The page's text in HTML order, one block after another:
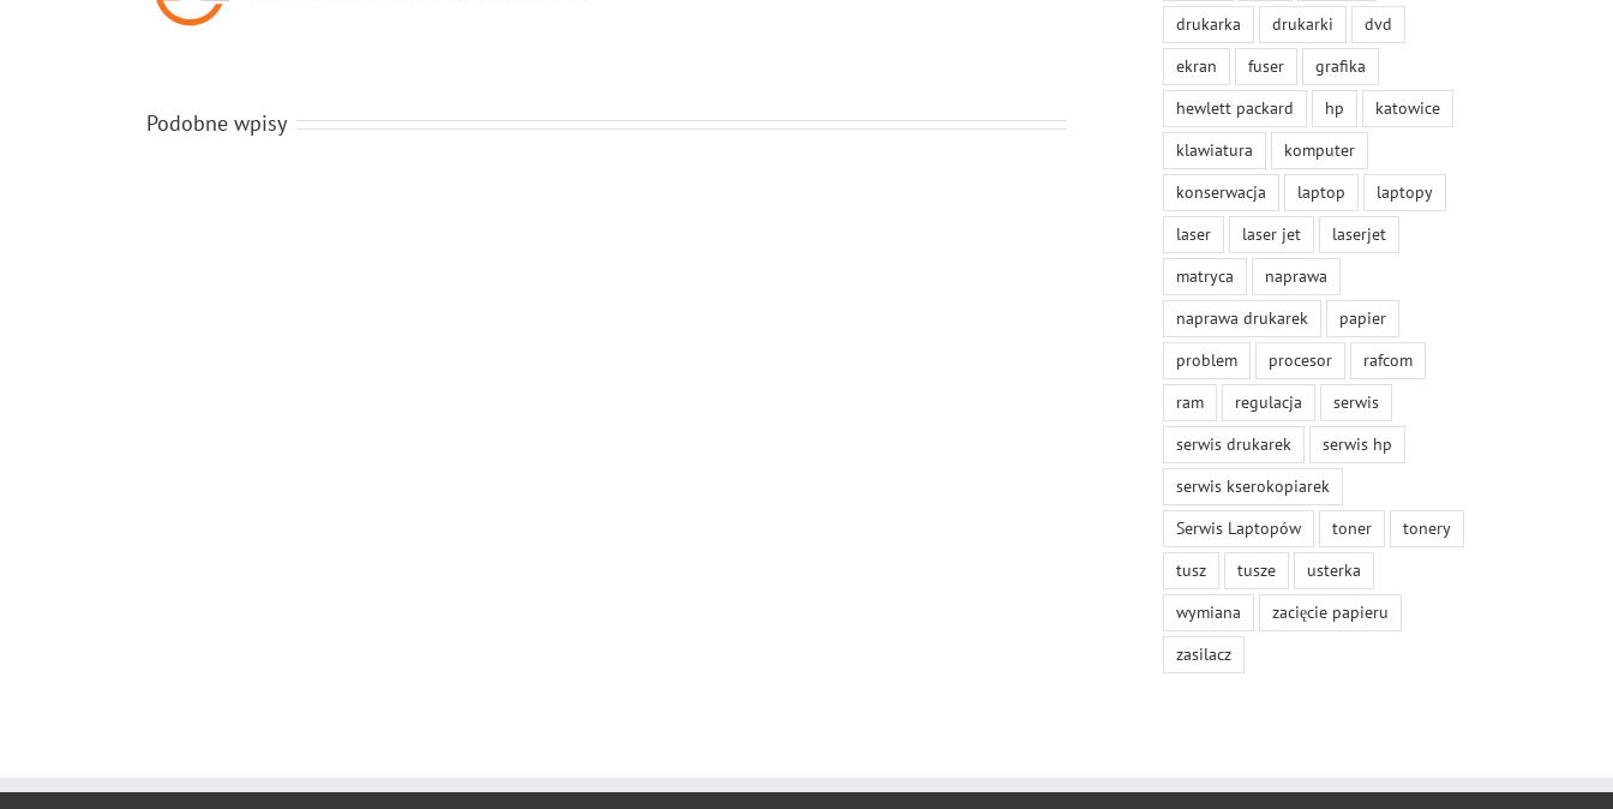
Podobne wpisy
drukarka
drukarki
dvd
ekran
fuser
grafika
hewlett packard
hp
katowice
klawiatura
komputer
konserwacja
laptop
laptopy
laser
laser jet
laserjet
matryca
naprawa
naprawa drukarek
papier
problem
procesor
rafcom
ram
regulacja
serwis
serwis drukarek
serwis hp
serwis kserokopiarek
Serwis Laptopów
toner
tonery
tusz
tusze
usterka
wymiana
zacięcie papieru
zasilacz